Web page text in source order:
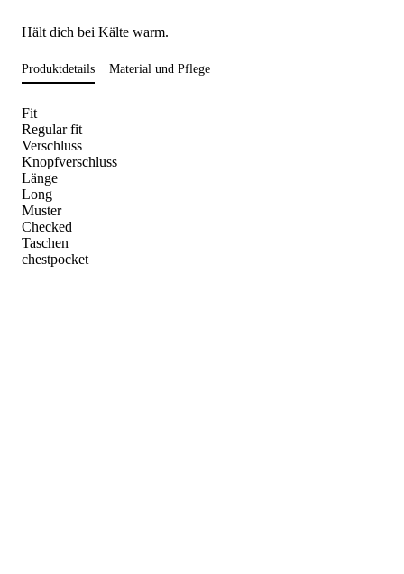
Hält dich bei Kälte warm.
Produktdetails Material und Pflege
Fit
Regular fit
Verschluss
Knopfverschluss
Länge
Long
Muster
Checked
Taschen
chestpocket